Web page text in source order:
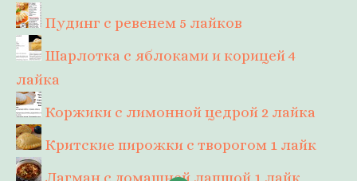
Пудинг с ревенем 5 лайков
Шарлотка с яблоками и корицей4
лайка
Коржики с лимонной цедрой 2 лайка
Критские пирожки с творогом 1 лайк